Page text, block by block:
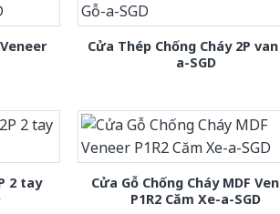
Cửa Thép Chống Cháy 2P
a-SGD
2 tay
Cửa Gỗ Chống Cháy MDF
P1R2 Căm Xe-a-SGD